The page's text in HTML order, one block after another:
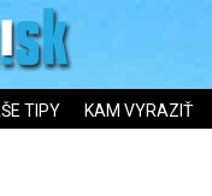
TIPY KAM VYRAZIŤ